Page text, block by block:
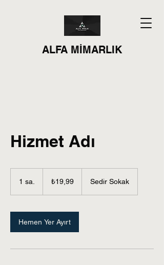
ALFA MİMARLIK
Hizmet Adı
1 sa.
Türk
lirası₺19,99 Sedir Sokak
Hemen Yer Ayırt